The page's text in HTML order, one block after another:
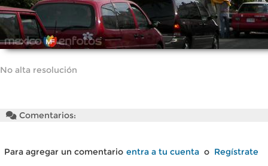
No alta resolución
Comentarios:
Para agregar un comentario entra a tu cuenta o Regístrate